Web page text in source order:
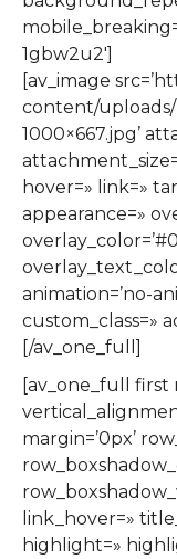
1gbw2u2′]
[av_image
content/uploads/
1000×667.jpg’
hover=» link=»
appearance=»
animation=’no-
custom_class=»
[/av_one_full]
[av_one_full first
margin=’0px’
link_hover=»
highlight=»